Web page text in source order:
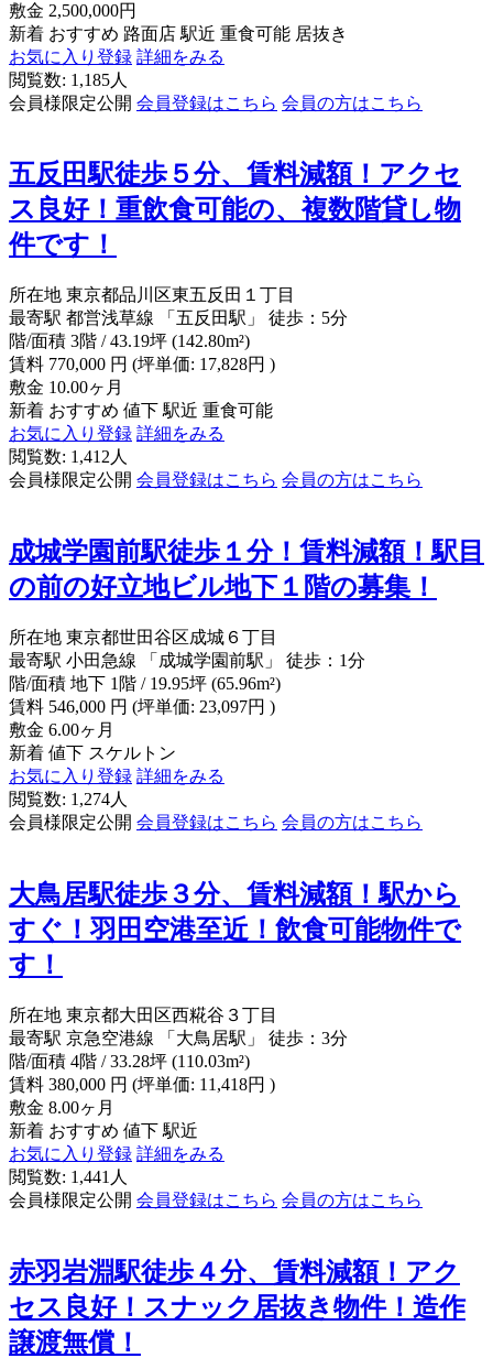
敷金 2,500,000円
新着 おすすめ 路面店 駅近 重食可能 居抜き
お気に入り登録 詳細をみる
閲覧数: 1,185人
会員様限定公開 会員登録はこちら 会員の方はこちら
五反田駅徒歩５分、賃料減額！アクセ
ス良好！重飲食可能の、複数階貸し物
件です！
所在地 東京都品川区東五反田１丁目
最寄駅 都営浅草線 「五反田駅」 徒歩：5分
階/面積 3階 / 43.19坪 (142.80m²)
賃料 770,000 円 (坪単価: 17,828円 )
敷金 10.00ヶ月
新着 おすすめ 値下 駅近 重食可能
お気に入り登録 詳細をみる
閲覧数: 1,412人
会員様限定公開 会員登録はこちら 会員の方はこちら
成城学園前駅徒歩１分！賃料減額！駅目
の前の好立地ビル地下１階の募集！
所在地 東京都世田谷区成城６丁目
最寄駅 小田急線 「成城学園前駅」 徒歩：1分
階/面積 地下 1階 / 19.95坪 (65.96m²)
賃料 546,000 円 (坪単価: 23,097円 )
敷金 6.00ヶ月
新着 値下 スケルトン
お気に入り登録 詳細をみる
閲覧数: 1,274人
会員様限定公開 会員登録はこちら 会員の方はこちら
大鳥居駅徒歩３分、賃料減額！駅から
すぐ！羽田空港至近！飲食可能物件で
す！
所在地 東京都大田区西糀谷３丁目
最寄駅 京急空港線 「大鳥居駅」 徒歩：3分
階/面積 4階 / 33.28坪 (110.03m²)
賃料 380,000 円 (坪単価: 11,418円 )
敷金 8.00ヶ月
新着 おすすめ 値下 駅近
お気に入り登録 詳細をみる
閲覧数: 1,441人
会員様限定公開 会員登録はこちら 会員の方はこちら
赤羽岩淵駅徒歩４分、賃料減額！アク
セス良好！スナック居抜き物件！造作
譲渡無償！